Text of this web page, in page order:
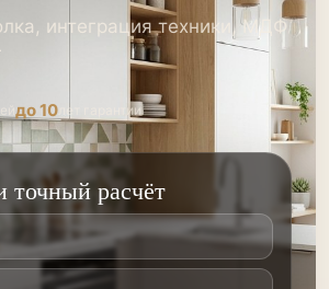
интеграция техники, МДФ
до 10 лет гарантии
расчёт